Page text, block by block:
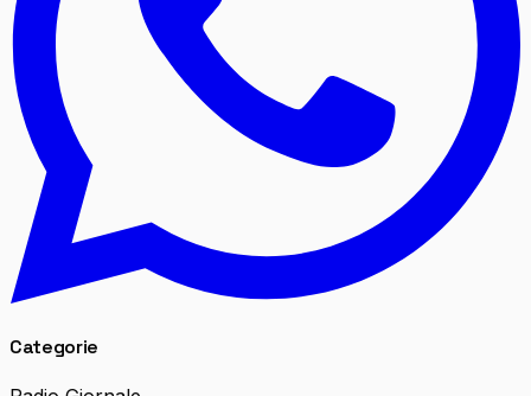
Categorie